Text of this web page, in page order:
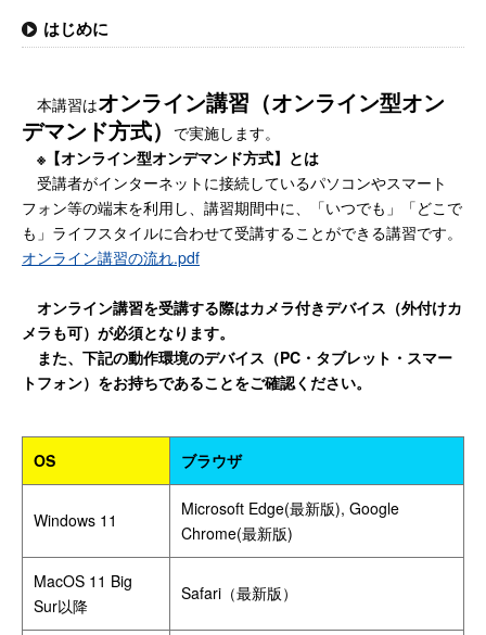
はじめに
本講習はオンライン講習（オンライン型オン
デマンド方式）
で実施します。
※【オンライン型オンデマンド方式】とは
受講者がインターネットに接続しているパソコンやスマート
フォン等の端末を利用し、講習期間中に、「いつでも」「どこで
も」ライフスタイルに合わせて受講することができる講習です。
オンライン講習の流れ.pdf
オンライン講習を受講する際はカメラ付きデバイス（外付けカ
メラも可）が必須となります。
また、下記の動作環境のデバイス（PC・タブレット・スマー
トフォン）をお持ちであることをご確認ください。
OS ブラウザ
Windows 11
Microsoft Edge(最新版), Google
Chrome(最新版)
MacOS 11 Big
Sur以降
Safari（最新版）